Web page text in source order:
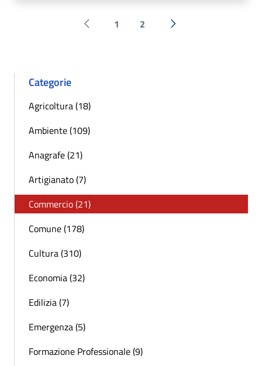
Pagina precedente
1 2 Successiva »
Categorie
Agricoltura (18)
Ambiente (109)
Anagrafe (21)
Artigianato (7)
Commercio (21)
Comune (178)
Cultura (310)
Economia (32)
Edilizia (7)
Emergenza (5)
Formazione Professionale (9)